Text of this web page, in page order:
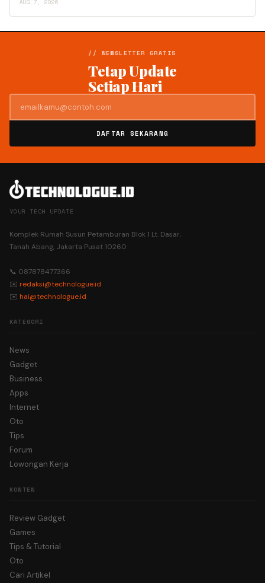
AUG 7, 2026
// NEWSLETTER GRATIS
Tetap Update
Setiap Hari
DAFTAR SEKARANG
YOUR TECH UPDATE
Komplek Rumah Susun Petamburan Blok 1 Lt. Dasar,
Tanah Abang, Jakarta Pusat 10260
📞 087878477366
✉️ redaksi@technologue.id
✉️ hai@technologue.id
KATEGORI
News
Gadget
Business
Apps
Internet
Oto
Tips
Forum
Lowongan Kerja
KONTEN
Review Gadget
Games
Tips & Tutorial
Oto
Cari Artikel